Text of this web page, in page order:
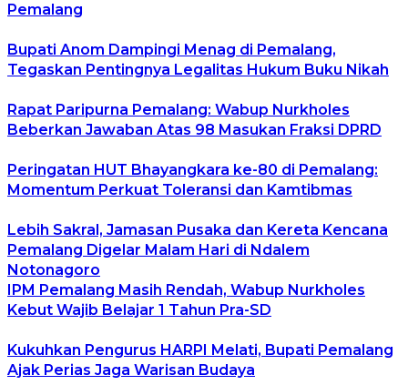
Pemalang
Bupati Anom Dampingi Menag di Pemalang,
Tegaskan Pentingnya Legalitas Hukum Buku Nikah
Rapat Paripurna Pemalang: Wabup Nurkholes
Beberkan Jawaban Atas 98 Masukan Fraksi DPRD
Peringatan HUT Bhayangkara ke-80 di Pemalang:
Momentum Perkuat Toleransi dan Kamtibmas
Lebih Sakral, Jamasan Pusaka dan Kereta Kencana
Pemalang Digelar Malam Hari di Ndalem
Notonagoro
IPM Pemalang Masih Rendah, Wabup Nurkholes
Kebut Wajib Belajar 1 Tahun Pra-SD
Kukuhkan Pengurus HARPI Melati, Bupati Pemalang
Ajak Perias Jaga Warisan Budaya